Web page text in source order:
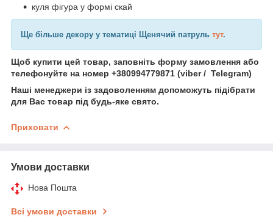
куля фігура у формі скай
Ще більше декору у тематиці Щенячий патруль тут.
Щоб купити цей товар, заповніть форму замовлення або
телефонуйте на номер +380994779871 (viber / Telegram)
Наші менеджери із задоволенням допоможуть підібрати
для Вас товар під будь-яке свято.
Приховати
Умови доставки
Нова Пошта
Всі умови доставки